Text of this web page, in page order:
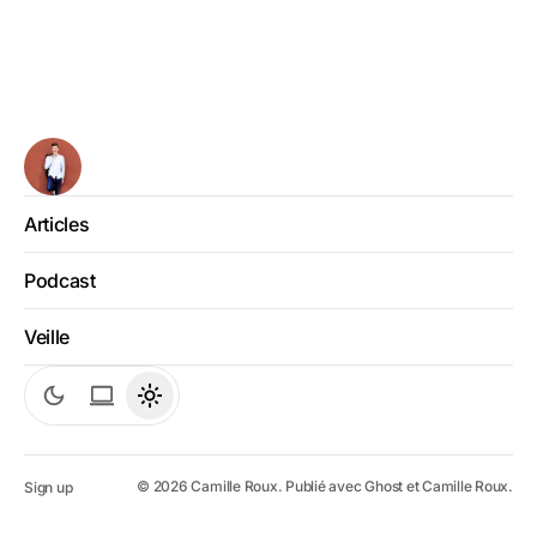
Articles
Podcast
Veille
Sign up © 2026 Camille Roux. Publié avecGhost etCamille Roux.